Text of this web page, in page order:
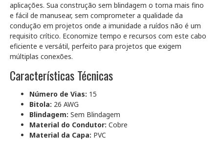
aplicações. Sua construção sem blindagem o torna mais fino
e fácil de manusear, sem comprometer a qualidade da
condução em projetos onde a imunidade a ruídos não é um
requisito crítico. Economize tempo e recursos com este cabo
eficiente e versátil, perfeito para projetos que exigem
múltiplas conexões.
Características Técnicas
Número de Vias: 15
Bitola: 26 AWG
Blindagem: Sem Blindagem
Material do Condutor: Cobre
Material da Capa: PVC